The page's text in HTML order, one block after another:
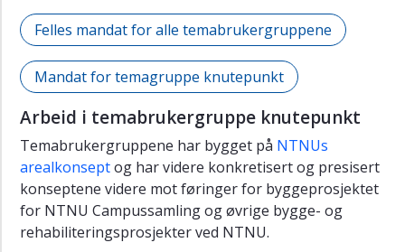
Tidligere
faser
Temabrukergruppe
læringsareal
Temabrukergruppe
knutepunkt
Temabrukergruppe
spesialareal
Temabrukergruppe
drift
Felles mandat for alle temabrukergruppene
Mandat for temagruppe knutepunkt
Arbeid i temabrukergruppe knutepunkt
Temabrukergruppene har bygget på NTNUs
arealkonseptog har videre konkretisert og presisert
konseptene videre mot føringer for byggeprosjektet
for NTNU Campussamling og øvrige bygge- og
rehabiliteringsprosjekter ved NTNU.